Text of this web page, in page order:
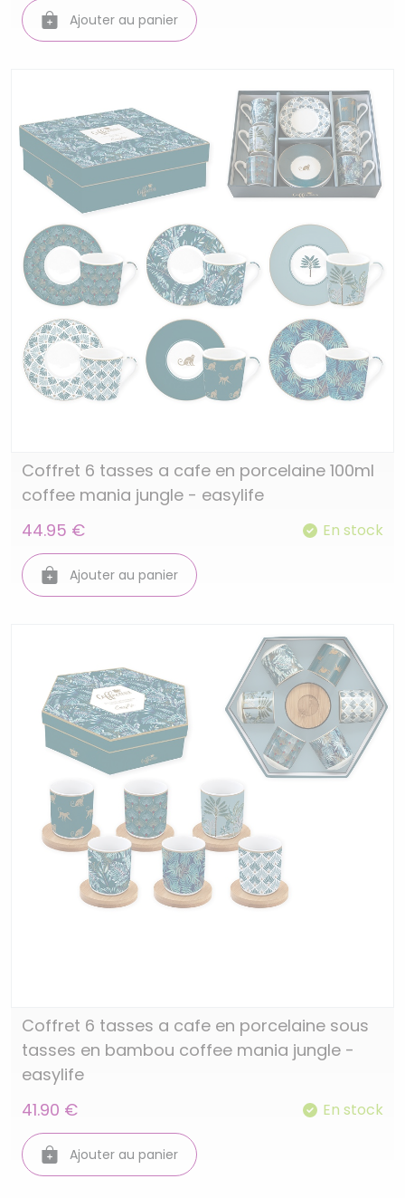
Ajouter au panier
Coffret 6 tasses a cafe en porcelaine 100ml
coffee mania jungle - easylife
44.95 €
En stock
Ajouter au panier
Coffret 6 tasses a cafe en porcelaine sous
tasses en bambou coffee mania jungle -
easylife
41.90 €
En stock
Ajouter au panier